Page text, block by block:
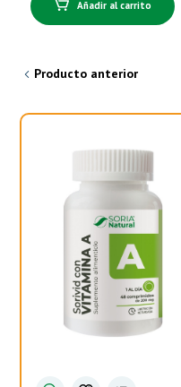
Añadir al carrito
Producto anterior